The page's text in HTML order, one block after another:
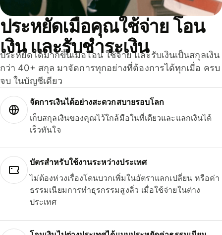
ประหยัดเมื่อคุณใช้จ่าย โอน
เงิน และรับชำระเงิน
ประหยัดได้มากขึ้นเมื่อโอน ใช้จ่าย และรับเงินเป็นสกุลเงิน
กว่า 40+ สกุล มาจัดการทุกอย่างที่ต้องการได้ทุกเมื่อ ครบ
จบ ในบัญชีเดียว
จัดการเงินได้อย่างสะดวกสบายรอบโลก
เก็บสกุลเงินของคุณไว้ใกล้มือในที่เดียวและแลกเงินได้
เร็วทันใจ
บัตรสำหรับใช้งานระหว่างประเทศ
ไม่ต้องห่วงเรื่องโดนบวกเพิ่มในอัตราแลกเปลี่ยน หรือค่า
ธรรมเนียมการทำธุรกรรมสูงลิ่ว เมื่อใช้จ่ายในต่าง
ประเทศ